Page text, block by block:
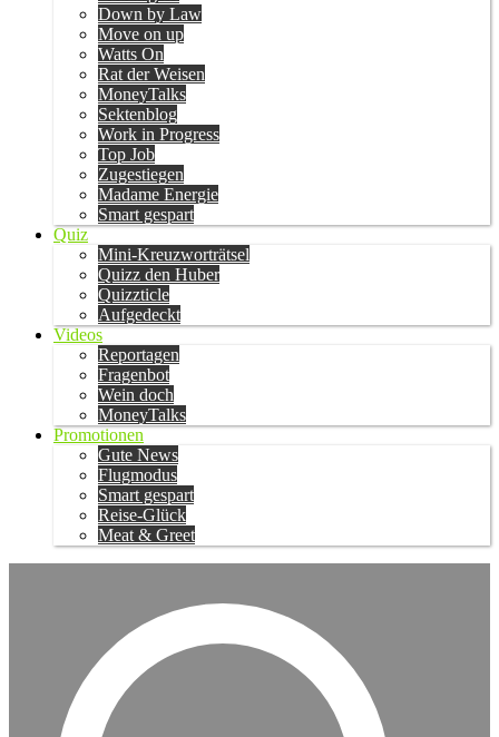
Down by Law
Move on up
Watts On
Rat der Weisen
MoneyTalks
Sektenblog
Work in Progress
Top Job
Zugestiegen
Madame Energie
Smart gespart
Quiz
Mini-Kreuzworträtsel
Quizz den Huber
Quizzticle
Aufgedeckt
Videos
Reportagen
Fragenbot
Wein doch
MoneyTalks
Promotionen
Gute News
Flugmodus
Smart gespart
Reise-Glück
Meat & Greet